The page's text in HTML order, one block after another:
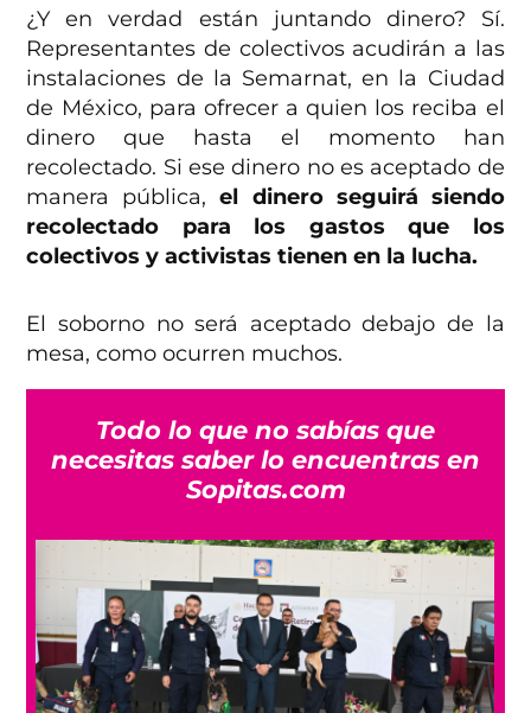
¿Y en verdad están juntando dinero? Sí.
Representantes de colectivos acudirán a las
instalaciones de la Semarnat, en la Ciudad
de México, para ofrecer a quien los reciba el
dinero que hasta el momento han
recolectado. Si ese dinero no es aceptado de
manera pública,el dinero seguirá siendo
recolectado para los gastos que los
colectivos y activistas tienen en la lucha.
El soborno no será aceptado debajo de la
mesa, como ocurren muchos.
Todo lo que no sabías que
necesitas saber lo encuentras en
Sopitas.com